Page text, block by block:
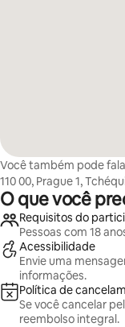
Você também pode
110 00, Prague 1,
O que você
Requisitos do
Pessoas com 18
Acessibilidade
Envie uma
informações.
Política de
Se você cancelar
reembolso integral.